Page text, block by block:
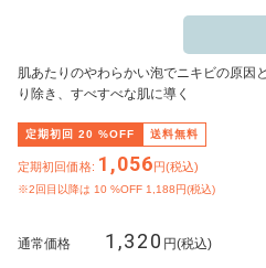
肌あたりのやわらかい泡でニキビの原因
り除き、すべすべな肌に導く
定期初回 20 %OFF 送料無料
定期初回価格: 1,056円(税込)
※2回目以降は 10 %OFF 1,188円(税込)
通常価格 1,320 円(税込)